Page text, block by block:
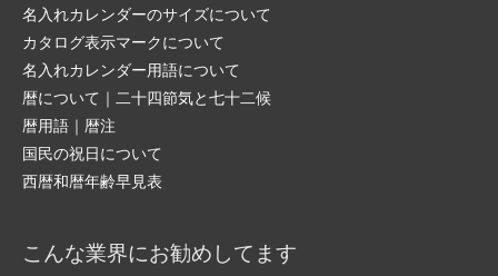
名入れカレンダーのサイズについて
カタログ表示マークについて
名入れカレンダー用語について
暦について｜二十四節気と七十二候
暦用語｜暦注
国民の祝日について
西暦和暦年齢早見表
こんな業界にお勧めしてます